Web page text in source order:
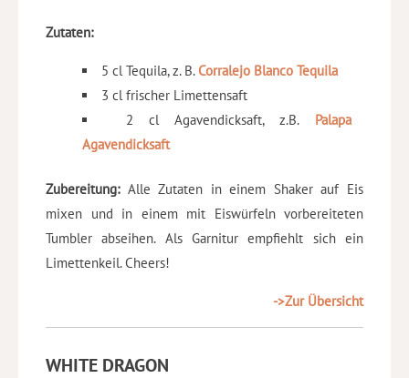
Zutaten:
5 cl Tequila, z. B. Corralejo Blanco Tequila
3 cl frischer Limettensaft
2 cl Agavendicksaft, z.B. Palapa
Agavendicksaft
Zubereitung:Alle Zutaten in einem Shaker auf Eis
mixen und in einem mit Eiswürfeln vorbereiteten
Tumbler abseihen. Als Garnitur empfiehlt sich ein
Limettenkeil. Cheers!
->Zur Übersicht
WHITE DRAGON